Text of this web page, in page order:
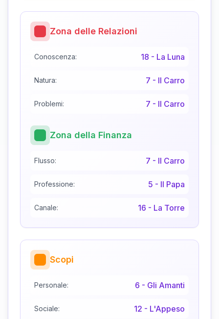
Zona delle Relazioni
Conoscenza: 18 - La Luna
Natura: 7 - Il Carro
Problemi: 7 - Il Carro
Zona della Finanza
Flusso: 7 - Il Carro
Professione: 5 - Il Papa
Canale: 16 - La Torre
Scopi
Personale: 6 - Gli Amanti
Sociale: 12 - L'Appeso